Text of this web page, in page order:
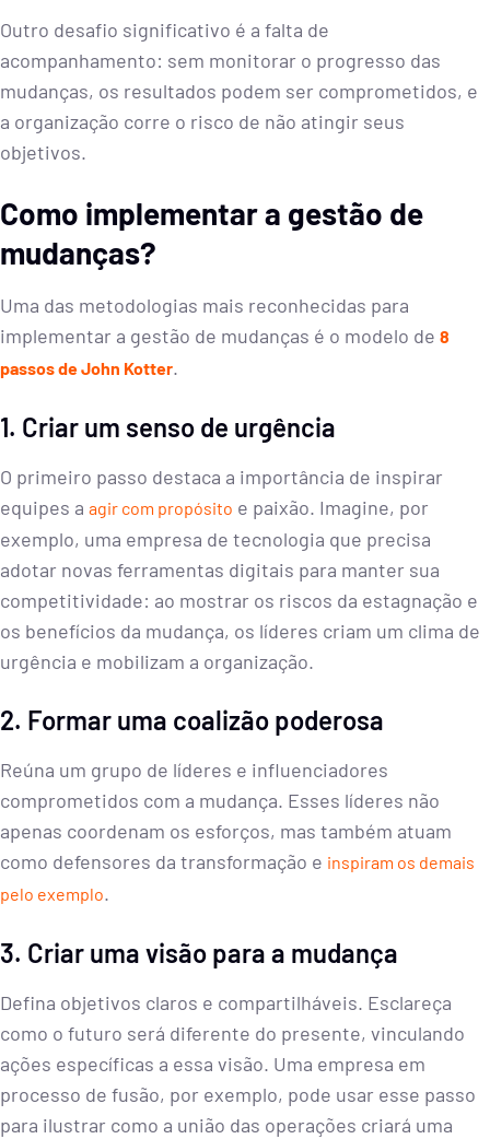
Outro desafio significativo é a falta de
acompanhamento: sem monitorar o progresso das
mudanças, os resultados podem ser comprometidos, e
a organização corre o risco de não atingir seus
objetivos.
Como implementar a gestão de
mudanças?
Uma das metodologias mais reconhecidas para
implementar a gestão de mudanças é o modelo de 8
passos de John Kotter.
1. Criar um senso de urgência
O primeiro passo destaca a importância de inspirar
equipes a agir com propósito e paixão. Imagine, por
exemplo, uma empresa de tecnologia que precisa
adotar novas ferramentas digitais para manter sua
competitividade: ao mostrar os riscos da estagnação e
os benefícios da mudança, os líderes criam um clima de
urgência e mobilizam a organização.
2. Formar uma coalizão poderosa
Reúna um grupo de líderes e influenciadores
comprometidos com a mudança. Esses líderes não
apenas coordenam os esforços, mas também atuam
como defensores da transformação e inspiram os demais
pelo exemplo.
3. Criar uma visão para a mudança
Defina objetivos claros e compartilháveis. Esclareça
como o futuro será diferente do presente, vinculando
ações específicas a essa visão. Uma empresa em
processo de fusão, por exemplo, pode usar esse passo
para ilustrar como a união das operações criará uma